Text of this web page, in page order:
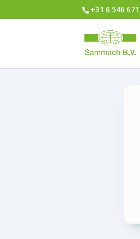
+31 6 546